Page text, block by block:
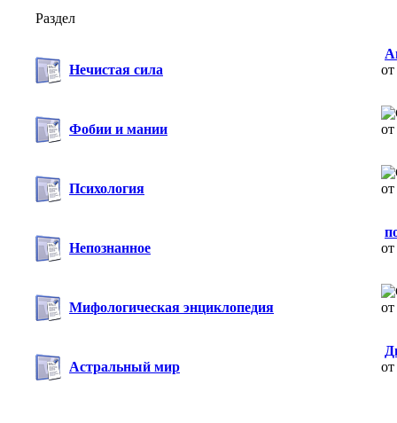
Раздел
Нечистая сила
от
Фобии и мании от
Психология от
Непознанное
от
Мифологическая энциклопедия от
Астральный мир
от